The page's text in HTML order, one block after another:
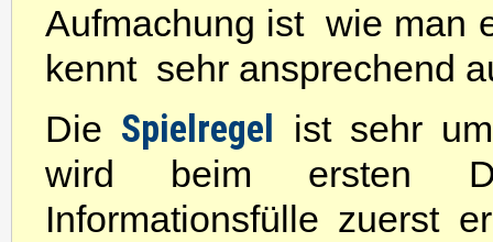
Aufmachung ist  wie
kennt  sehr ansprechend
Die Spielregel
ist sehr
wird beim ersten
Informationsfülle zuerst